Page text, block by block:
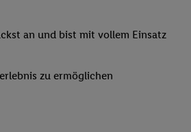
an und bist mit vollem Einsatz
zu ermöglichen